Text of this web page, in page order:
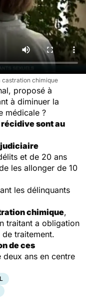
castration chimique
proposé à
à diminuer la
médicale ?
sont au
judiciaire
et de 20 ans
les allonger de 10
les délinquants
chimique,
traitant a obligation
traitement.
de ces
ans en centre